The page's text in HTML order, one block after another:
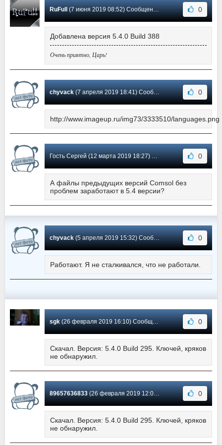
RuFull(7 июня 2019 08:52) Сообщение #17 0
Добавлена версия 5.4.0 Build 388
Очень приятно, Царь!
chyvack(7 апреля 2019 18:41) Сообщение #16 0
http://www.imageup.ru/img73/3333510/languages.png
Гость Сергей (12 марта 2019 18:27) Сообщение #15 0
А файлы предыдущих версий Comsol без
проблем заработают в 5.4 версии?
chyvack(5 апреля 2019 15:32) Сообщение #14 0
Работают. Я не сталкивался, что не работали.
sgk(26 февраля 2019 16:10) Сообщение #13 0
Скачал. Версия: 5.4.0 Build 295. Ключей, кряков
не обнаружил.
89657636833(26 февраля 2019 12:01) Сообщение #12 0
Скачал. Версия: 5.4.0 Build 295. Ключей, кряков
не обнаружил.